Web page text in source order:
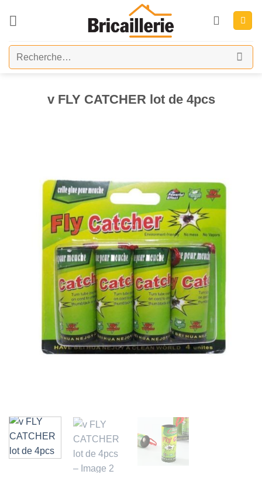
Recherche
pour :
v FLY CATCHER lot de 4pcs